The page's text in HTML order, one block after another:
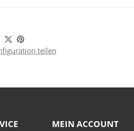
teilen
MEIN ACCOUNT